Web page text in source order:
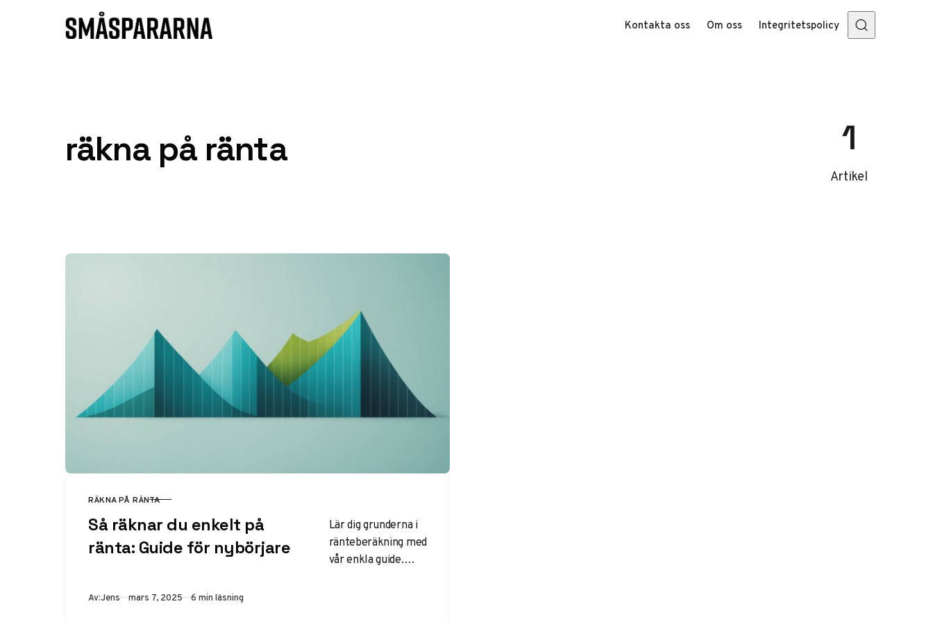
Hoppa till innehåll
Kontakta oss Om oss Integritetspolicy
räkna på ränta 1
Artikel
KATEGORI
RÄKNA PÅ RÄNTA
Så räknar du enkelt på
ränta: Guide för nybörjare
Lär dig grunderna i
ränteberäkning med
vår enkla guide.
Av:Jens Publicerad
mars 7, 2025 6 min läsning